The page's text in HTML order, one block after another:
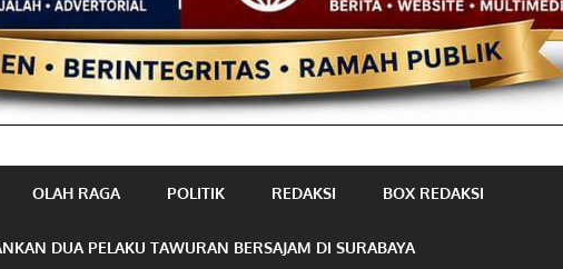
OLAH RAGA POLITIK REDAKSI BOX REDAKSI
DUA PELAKU TAWURAN BERSAJAM DI SURABAYA